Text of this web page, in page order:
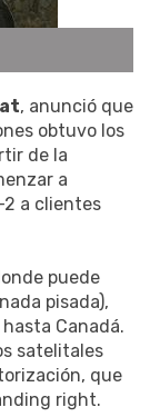
, anunció que
obtuvo los
de la
a
a clientes
puede
pisada),
Canadá.
satelitales
que
right.